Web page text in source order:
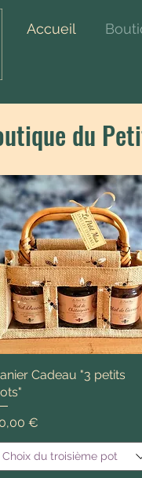
Accueil
du
Cadeau "3 petits
€
Choix du troisième pot